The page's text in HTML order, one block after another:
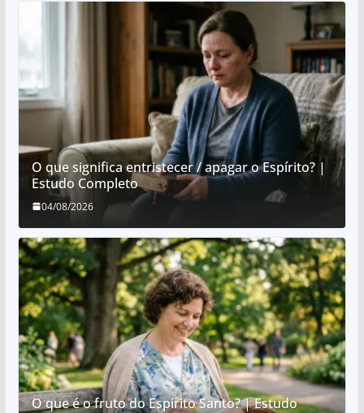
O que significa entristecer / apagar o Espírito? |
Estudo Completo
04/08/2026
O que é o fruto do Espírito Santo? | Estudo